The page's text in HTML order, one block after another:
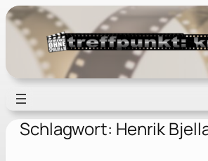
Zum
Inhalt
springen
Schlagwort: Henrik